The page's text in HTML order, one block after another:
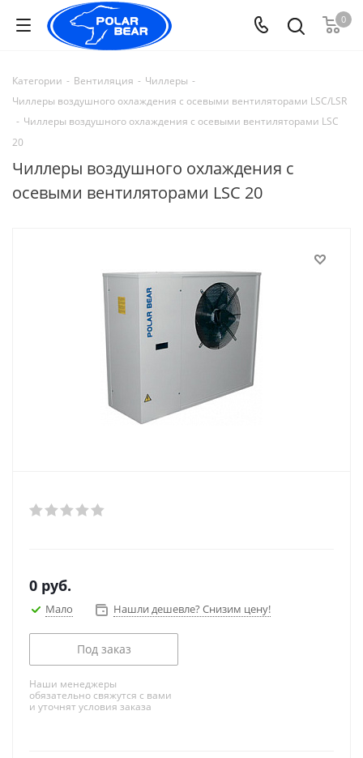
0
Категории - Вентиляция - Чиллеры -
Чиллеры воздушного охлаждения с осевыми вентиляторами LSC/LSR
- Чиллеры воздушного охлаждения с осевыми вентиляторами LSC
20
Чиллеры воздушного охлаждения с
осевыми вентиляторами LSC 20
0 руб.
Мало Нашли дешевле? Снизим цену!
Под заказ
Наши менеджеры
обязательно свяжутся с вами
и уточнят условия заказа